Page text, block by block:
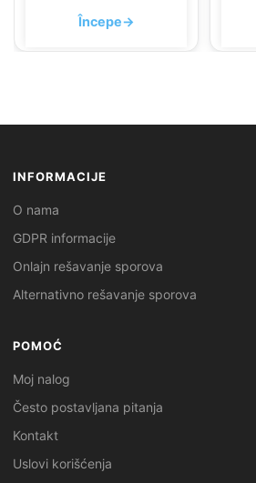
Începe→
INFORMACIJE
O nama
GDPR informacije
Onlajn rešavanje sporova
Alternativno rešavanje sporova
POMOĆ
Moj nalog
Često postavljana pitanja
Kontakt
Uslovi korišćenja